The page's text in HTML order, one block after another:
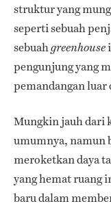
struktur yang
seperti sebuah
sebuahgreenhouse
pengunjung yang
pemandangan
Mungkin jauh dari
umumnya, namun
meroketkan daya
yang hemat ruang
baru dalam